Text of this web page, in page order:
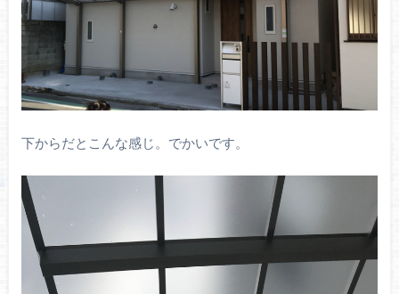
下からだとこんな感じ。でかいです。